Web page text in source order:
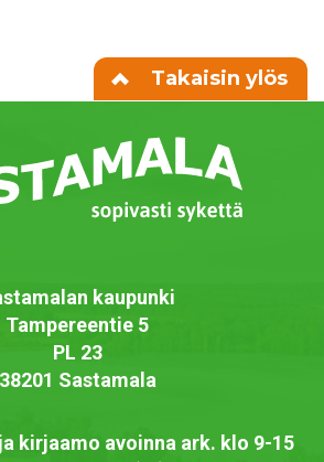
Takaisin ylös
kaupunki
Tampereentie 5
PL 23
38201 Sastamala
kirjaamo avoinna ark. klo 9-15